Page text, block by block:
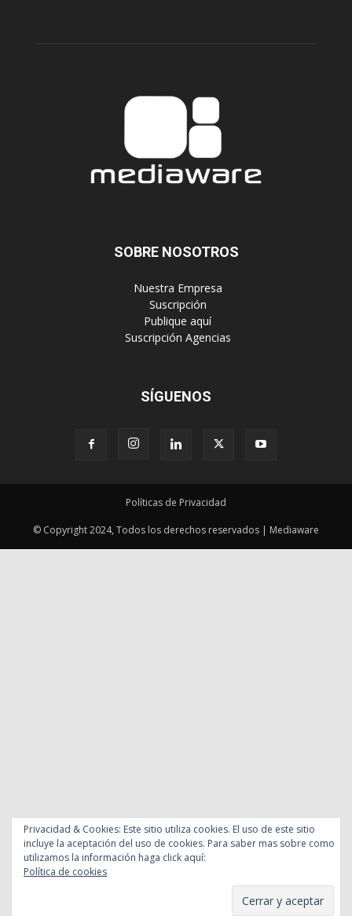
SOBRE NOSOTROS
‎ Nuestra Empresa
‎ Suscripción
‎ Publique aquí
‎ Suscripción Agencias
SÍGUENOS
Políticas de Privacidad
© Copyright 2024, Todos los derechos reservados | Mediaware
Privacidad & Cookies: Este sitio utiliza cookies. El uso de este sitio
incluye la aceptación del uso de cookies. Para saber mas sobre como
utilizamos la información haga click aquí:
Política de cookies